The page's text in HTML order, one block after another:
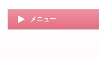
メニュー